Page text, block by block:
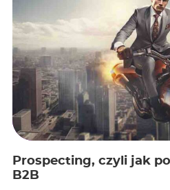
Prospecting, czyli jak
B2B